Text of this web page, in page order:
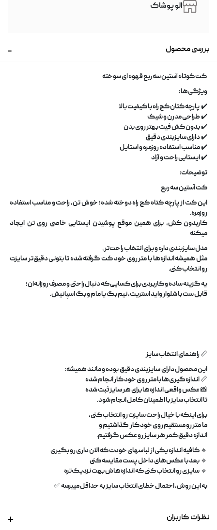
الو پوشاک
بررسی محصول
کت کوتاه آستین سه ربع قهوه ای سوخته
ویژگی‌ها:
✔️پارچهکتان کج راهبا کیفیت بالا
✔️طراحی مدرن و شیک
✔️بدون کشفیت بهتر روی بدن
✔️دارایسایزبندی دقیق
✔️مناسب استفاده روزمره و استایل
✔️ایستایی راحت و آزاد
توضیحات:
کت آستین سه ربع
این کت ازپارچه کتاه کج راهدوخته شده؛ خوش تن، راحت و مناسب استفاده
روزمره.
کاربدون کش‌، برای همین موقع پوشیدن ایستایی خاصی روی تن ایجاد
میکنه
مدلسایزبندی دارهو برای انتخاب راحت‌تر،
مثل همیشهاندازه‌ها با متر روی خود کت گرفته شدهتا بتونی دقیق‌تر سایزت
رو انتخاب کنی.
یه گزینه ساده و کاربردی برای کسایی که دنبال راحتی و مصرف روزانه‌ان؛
قابل ست با شلوار واید استریت، نیم بگ یا مام و بگ اسپانیش.
📏راهنمای انتخاب سایز
این محصول دارایسایزبندی دقیقبوده و مانند همیشه:
📏اندازه‌گیری‌ها با متر روی خود کار انجام شده
📸عکس واقعی اندازه‌ها برای هر سایز ثبت شده
تا انتخاب سایز با اطمینان کامل انجام شود.
برای اینکه با خیال راحت سایزت رو انتخاب کنی،
مامتر رو مستقیم روی خود کار گذاشتیم و
اندازه دقیق کمر هر سایز رو عکس گرفتیم.
🔹 کافیه اندازه یکی از لباسهای خودت که الان داری رو بگیری
🔹 بعد با عکس‌های داخل پست مقایسه کنی
🔹 سایزی رو انتخاب کنی که اندازه‌هاش بهت نزدیک‌تره
به این روش، احتمال خطای انتخاب سایز به حداقل مییرسه✅
نظرات کاربران